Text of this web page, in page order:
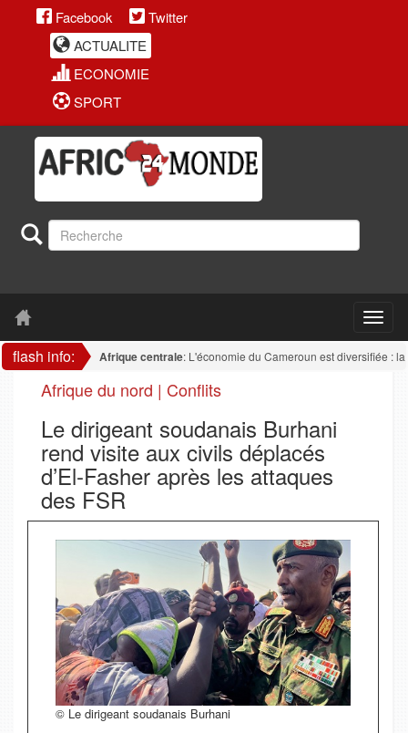
Facebook
Twitter
ACTUALITE
ECONOMIE
SPORT
flash info:Afrique centrale: L'économie du Cameroun est diversifiée : la
Afrique du nord | Conflits
Le dirigeant soudanais Burhani
rend visite aux civils déplacés
d’El-Fasher après les attaques
des FSR
© Le dirigeant soudanais Burhani